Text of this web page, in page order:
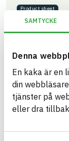
SAMTYCKE
Denna
En kaka är en
din
tjänster på
eller dra
Product sheet
36000020
BK04 CODE
väggsystem
HEALTH AND
CIRCULARITY